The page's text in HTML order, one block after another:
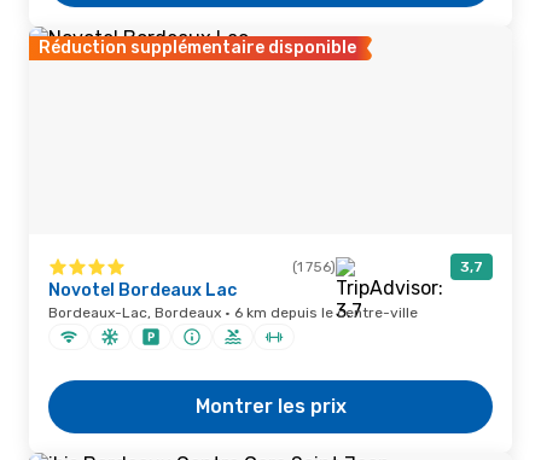
Réduction supplémentaire disponible
(1 756) 3,7
Novotel Bordeaux Lac
Bordeaux-Lac, Bordeaux · 6 km depuis le centre-ville
Montrer les prix